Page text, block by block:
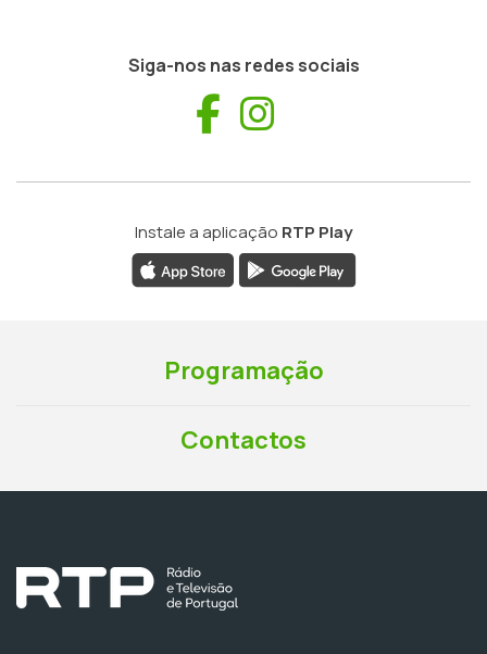
Siga-nos nas redes sociais
Facebook
Instale a aplicação RTP Play
Programação
Contactos